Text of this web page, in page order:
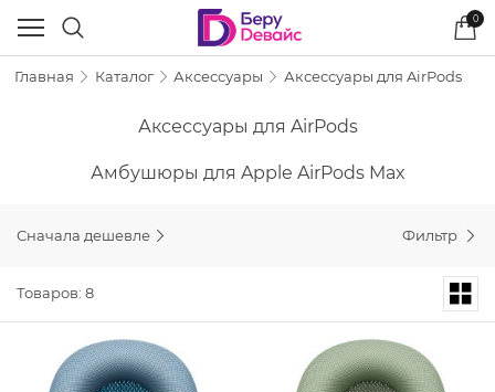
0
Главная Каталог Аксессуары Аксессуары для AirPods
Аксессуары для AirPods
Амбушюры для Apple AirPods Max
Сначала дешевле Фильтр
Товаров: 8